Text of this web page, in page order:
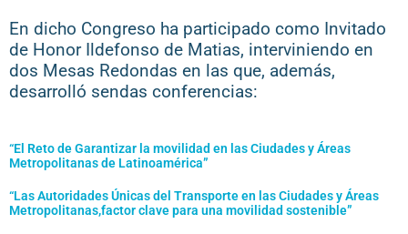
En dicho Congreso ha participado como Invitado
de Honor Ildefonso de Matias, interviniendo en
dos Mesas Redondas en las que, además,
desarrolló sendas conferencias:
“El Reto de Garantizar la movilidad en las Ciudades y Áreas
Metropolitanas de Latinoamérica”
“Las Autoridades Únicas del Transporte en las Ciudades y Áreas
Metropolitanas,factor clave para una movilidad sostenible”